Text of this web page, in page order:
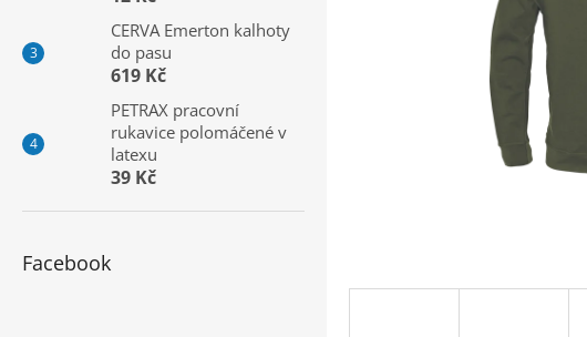
CERVA Emerton kalhoty
do pasu
619 Kč
PETRAX pracovní
rukavice polomáčené v
latexu
39 Kč
Facebook